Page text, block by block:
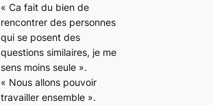
« Ca fait du bien de
rencontrer des personnes
qui se posent des
questions similaires, je me
sens moins seule ».
« Nous allons pouvoir
travailler ensemble ».